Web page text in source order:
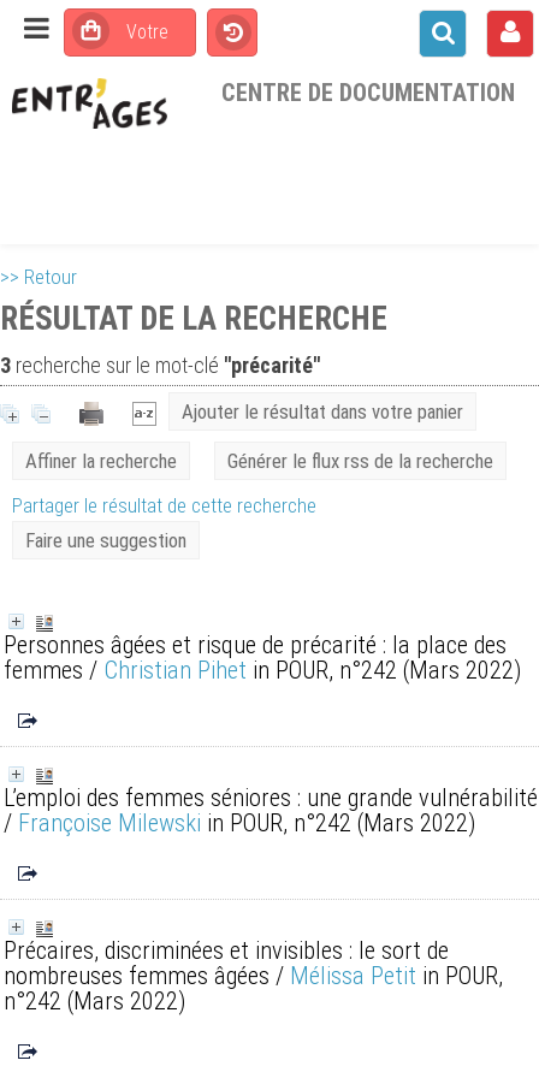
CENTRE DE DOCUMENTATION
>> Retour
RÉSULTAT DE LA RECHERCHE
3 recherche sur le mot-clé ''précarité''
Ajouter le résultat dans votre panier
Affiner la recherche
Générer le flux rss de la recherche
Partager le résultat de cette recherche
Faire une suggestion
Personnes âgées et risque de précarité : la place des
femmes / Christian Pihet in POUR, n°242 (Mars 2022)
L’emploi des femmes séniores : une grande vulnérabilité
/ Françoise Milewski in POUR, n°242 (Mars 2022)
Précaires, discriminées et invisibles : le sort de
nombreuses femmes âgées / Mélissa Petit in POUR,
n°242 (Mars 2022)